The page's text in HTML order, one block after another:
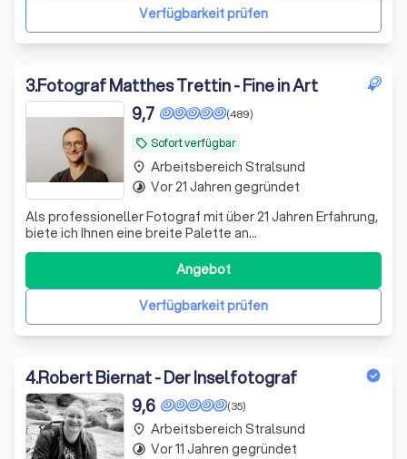
Verfügbarkeit prüfen
3.Fotograf Matthes Trettin - Fine in Art
local_offer Sofort verfügbar
(489)
9,7
Als professioneller Fotograf mit über 21 Jahren Erfahrung,
biete ich Ihnen eine breite Palette an
Fotodienstleistungen an. Mein Name ist Matthes Trettin
und ich bin stolz darauf, meine Leidenschaft für Fotografie
mit meinem handwerklichen Können zu verbinden, um
atemberaubende Bilder zu kreieren. Me
Verfügbarkeit prüfen
Angebot
place Arbeitsbereich Stralsund
timelapse Vor 21 Jahren gegründet
4.Robert Biernat - Der Inselfotograf
(35)
9,6
place Arbeitsbereich Stralsund
timelapse Vor 11 Jahren gegründet